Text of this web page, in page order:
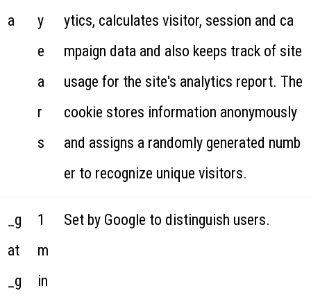
a
y
e
a
r
s
ytics, calculates visitor, session and ca
mpaign data and also keeps track of site
usage for the site's analytics report. The
cookie stores information anonymously
and assigns a randomly generated numb
er to recognize unique visitors.
_g
at
_g
1
m
in
Set by Google to distinguish users.